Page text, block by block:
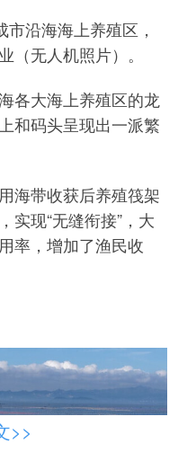
沿海海上养殖区，
（无人机照片）。
大海上养殖区的龙
和码头呈现出一派繁
带收获后养殖筏架
实现“无缝衔接”，大
率，增加了渔民收
>>